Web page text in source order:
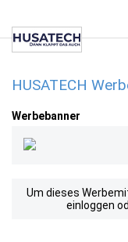
HUSATECH
Werbebanner
Um dieses
einloggen